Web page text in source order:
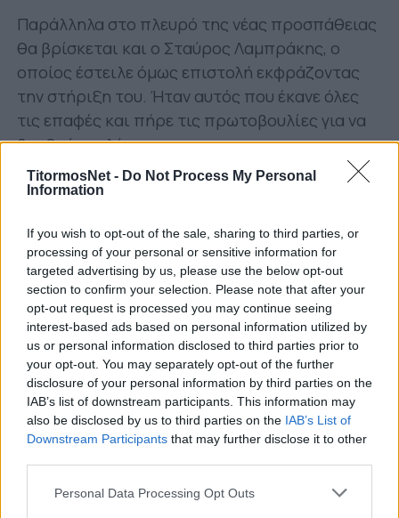
TitormosNet - Do Not Process My Personal
Information
If you wish to opt-out of the sale, sharing to third parties, or
processing of your personal or sensitive information for
targeted advertising by us, please use the below opt-out
section to confirm your selection. Please note that after your
opt-out request is processed you may continue seeing
interest-based ads based on personal information utilized by
us or personal information disclosed to third parties prior to
your opt-out. You may separately opt-out of the further
disclosure of your personal information by third parties on the
IAB’s list of downstream participants. This information may
also be disclosed by us to third parties on the IAB’s List of
Downstream Participants that may further disclose it to other
Personal Data Processing Opt Outs
Παράλληλα στο πλευρό της νέας προσπάθειας
θα βρίσκεται και ο Σταύρος Λαμπράκης, ο
οποίος έστειλε όμως επιστολή εκφράζοντας
την στήριξη του. Ήταν αυτός που έκανε όλες
τις επαφές και πήρε τις πρωτοβουλίες για να
βρεθούν οι λύσεις.
Στο… «παιχνίδι» βρίσκεται και ο Γιάννης
μπάλες στην ομάδα. Ο έμπειρος τεχνικός του
Παναιτωλικού θέλει με αυτό τον τρόπο να
στηρίξει την προσπάθεια που γίνεται στον
Εργοτέλη προκειμένου η ομάδα να βρει ξανά τα
πατήματα της.
Ο πολύπειρος προπονητής διετέλεσε στον
πάγκο της ομάδας του Ηρακλείου την σεζόν
2013-14.
Με πληροφορίες απόgrandsport.gr